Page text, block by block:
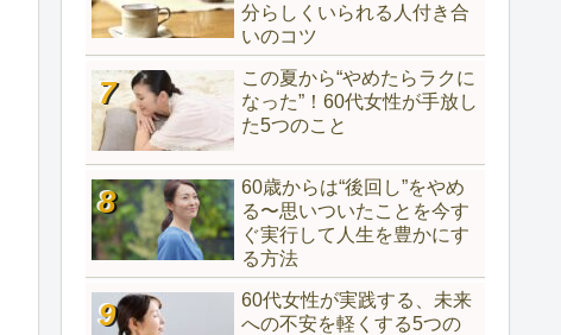
分らしくいられる人付き合
いのコツ
この夏から“やめたらラクに
なった”！60代女性が手放し
た5つのこと
60歳からは“後回し”をやめ
る〜思いついたことを今す
ぐ実行して人生を豊かにす
る方法
60代女性が実践する、未来
への不安を軽くする5つの